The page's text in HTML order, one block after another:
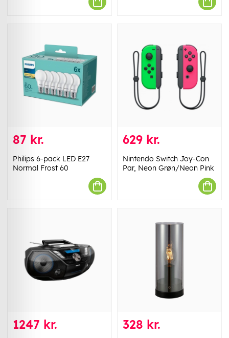
87 kr.
Philips 6-pack LED E27
Normal Frost 60
629 kr.
Nintendo Switch Joy-Con
Par, Neon Grøn/Neon Pink
1247 kr. 328 kr.